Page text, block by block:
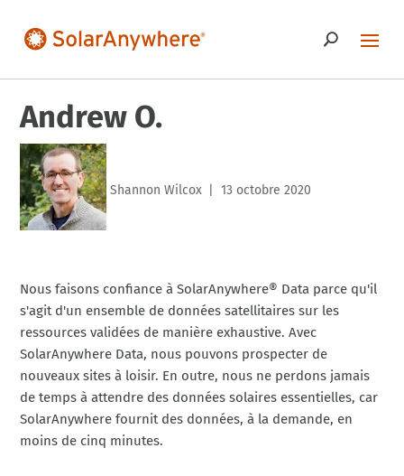
Andrew O.
Shannon Wilcox 13 octobre 2020
Nous faisons confiance à SolarAnywhere® Data parce qu'il
s'agit d'un ensemble de données satellitaires sur les
ressources validées de manière exhaustive. Avec
SolarAnywhere Data, nous pouvons prospecter de
nouveaux sites à loisir. En outre, nous ne perdons jamais
de temps à attendre des données solaires essentielles, car
SolarAnywhere fournit des données, à la demande, en
moins de cinq minutes.